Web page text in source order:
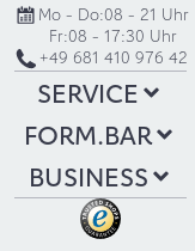
Mo - Do:08 - 21 Uhr
Fr:08 - 17:30 Uhr
+49 681 410 976 42
SERVICE
FORM.BAR
BUSINESS